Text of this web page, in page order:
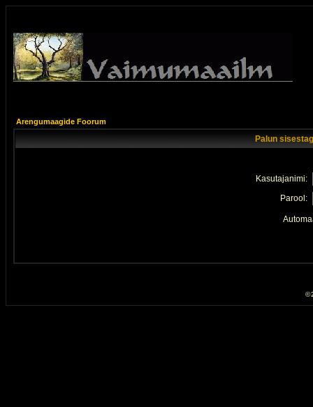
Arengumaagide Foorum
Palun
Kasutajanimi:
Parool:
©